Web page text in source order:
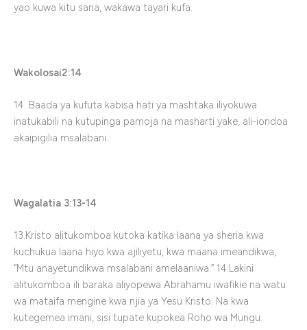
yao kuwa kitu sana, wakawa tayari kufa.
Wakolosai2:14
14. Baada ya kufuta kabisa hati ya mashtaka iliyokuwa
inatukabili na kutupinga pamoja na masharti yake, ali-iondoa
akaipigilia msalabani.
Wagalatia 3:13-14
13.Kristo alitukomboa kutoka katika laana ya sheria kwa
kuchukua laana hiyo kwa ajiliyetu, kwa maana imeandikwa,
”Mtu anayetundikwa msalabani amelaaniwa.” 14.Lakini
alitukomboa ili baraka aliyopewa Abrahamu iwafikie na watu
wa mataifa mengine kwa njia ya Yesu Kristo. Na kwa
kutegemea imani, sisi tupate kupokea Roho wa Mungu.